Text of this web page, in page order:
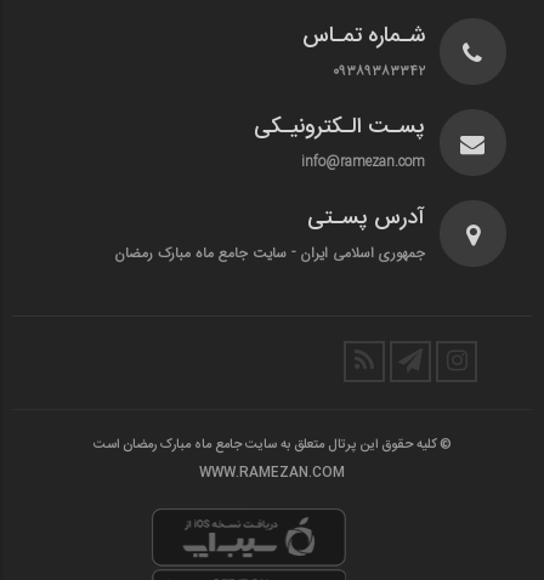
شـماره تمـاس
۰۹۳۸۹۳۸۳۳۴۲
پسـت الـکترونیـکی
info@ramezan.com
آدرس پسـتی
جمهوری اسلامی ایران - سایت جامع ماه مبارک رمضان
© کلیه حقوق این پرتال متعلق به سایت جامع ماه مبارک رمضان است
WWW.RAMEZAN.COM